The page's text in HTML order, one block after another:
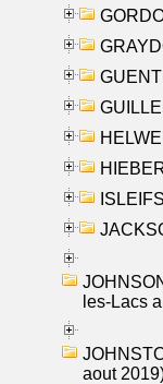
les-Lacs
aout